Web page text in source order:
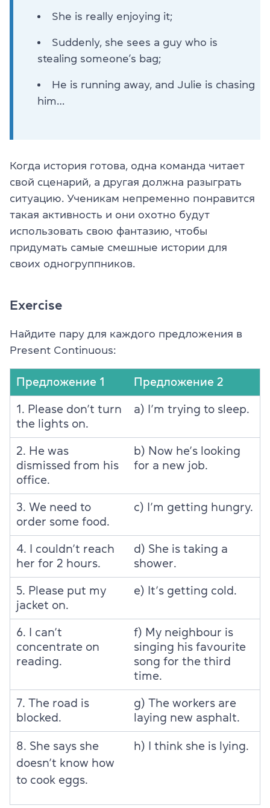
She is really enjoying it;
Suddenly, she sees a guy who is
stealing someone’s bag;
He is running away, and Julie is chasing
him…
Когда история готова, одна команда читает
свой сценарий, а другая должна разыграть
ситуацию. Ученикам непременно понравится
такая активность и они охотно будут
использовать свою фантазию, чтобы
придумать самые смешные истории для
своих одногруппников.
Exercise
Найдите пару для каждого предложения в
Present Continuous:
Предложение 1 Предложение 2
1. Please don’t turn
the lights on.
a) I’m trying to sleep.
2. He was
dismissed from his
office.
b) Now he’s looking
for a new job.
3. We need to
order some food.
c) I’m getting hungry.
4. I couldn’t reach
her for 2 hours.
d) She is taking a
shower.
5. Please put my
jacket on.
e) It’s getting cold.
6. I can’t
concentrate on
reading.
f) My neighbour is
singing his favourite
song for the third
time.
7. The road is
blocked.
g) The workers are
laying new asphalt.
8. She says she
doesn’t know how
to cook eggs.
h) I think she is lying.